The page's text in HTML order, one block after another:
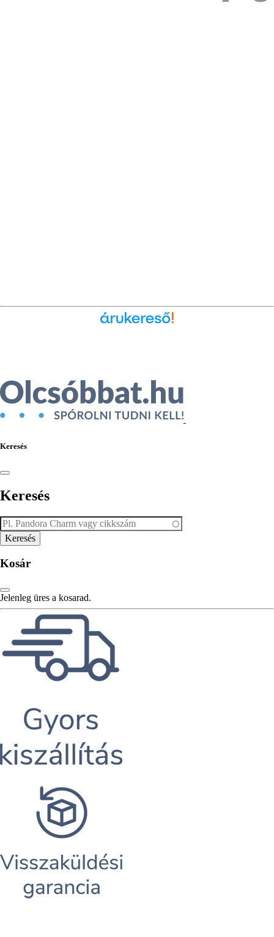
Keresés
Keresés
Kosár
Jelenleg üres a kosarad.